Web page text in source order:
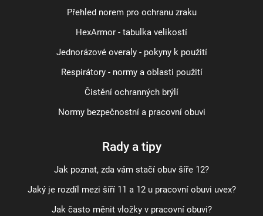
Přehled norem pro ochranu zraku
HexArmor - tabulka velikostí
Jednorázové overaly - pokyny k použití
Respirátory - normy a oblasti použití
Čistění ochranných brýlí
Normy bezpečnostní a pracovní obuvi
Rady a tipy
Jak poznat, zda vám stačí obuv šíře 12?
Jaký je rozdíl mezi šíří 11 a 12 u pracovní obuvi uvex?
Jak často měnit vložky v pracovní obuvi?